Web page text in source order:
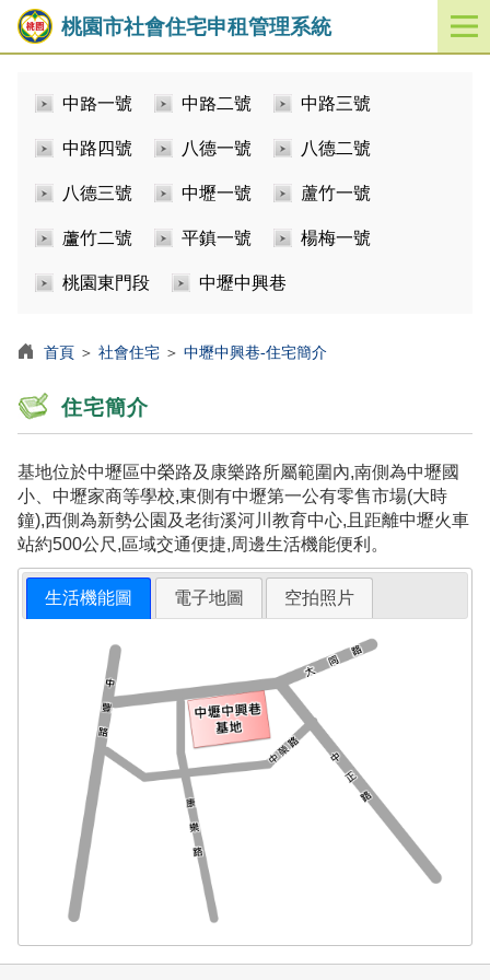
桃園市社會住宅申租管理系統
開
啟
中路一號 中路二號 中路三號
中路四號 八德一號 八德二號
八德三號 中壢一號 蘆竹一號
蘆竹二號 平鎮一號 楊梅一號
桃園東門段 中壢中興巷
首頁 ＞ 社會住宅 ＞ 中壢中興巷-住宅簡介
住宅簡介
基地位於中壢區中榮路及康樂路所屬範圍內,南側為中壢國
小、中壢家商等學校,東側有中壢第一公有零售市場(大時
鐘),西側為新勢公園及老街溪河川教育中心,且距離中壢火車
站約500公尺,區域交通便捷,周邊生活機能便利。
生活機能圖 電子地圖 空拍照片